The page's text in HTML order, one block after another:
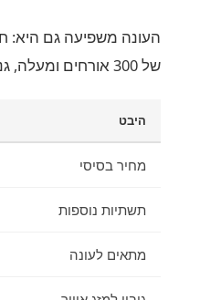
של 300 אורחים ומעלה, גני האירועים לחתונות מתמחרים גבוה יותר — מחיר מנה שנע בין 250 ל-500 ₪.
היבט
מחיר בסיסי
תשתיות נוספות
מתאים לעונה